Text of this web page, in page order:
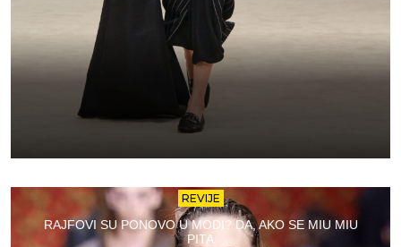
REVIJE
RAJFOVI SU PONOVO U MODI? DA, AKO SE MIU MIU
PITA